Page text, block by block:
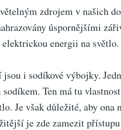
zdrojem v našich
úspornějšími
energii na světlo.
jsou i sodíkové výbojky.
Ten má tu
Je však důležité, aby ona
je zde zamezit